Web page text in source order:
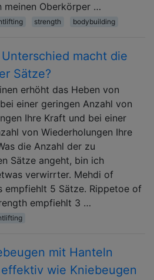
meinen Oberkörper …
strength bodybuilding
macht die
Sätze?
erhöht das Heben von
einer geringen Anzahl von
Ihre Kraft und bei einer
von Wiederholungen Ihre
die Anzahl der zu
Sätze angeht, bin ich
verwirrter. Mehdi of
empfiehlt 5 Sätze. Rippetoe of
empfiehlt 3 …
mit Hanteln
wie Kniebeugen